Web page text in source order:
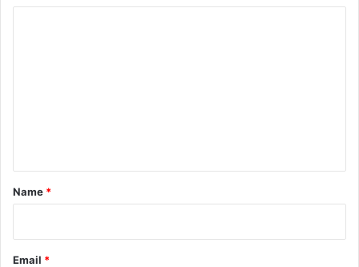
*
Name *
Email *